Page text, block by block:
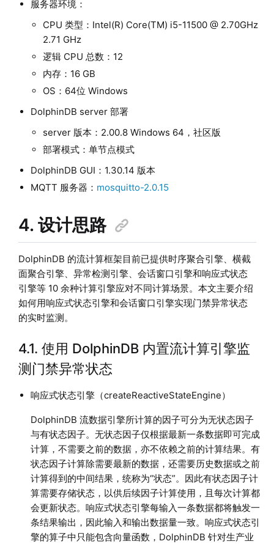
服务器环境：
CPU 类型：Intel(R) Core(TM) i5-11500 @ 2.70GHz
2.71 GHz
逻辑 CPU 总数：12
内存：16 GB
OS：64位 Windows
DolphinDB server 部署
server 版本：2.00.8 Windows 64，社区版
部署模式：单节点模式
DolphinDB GUI：1.30.14 版本
MQTT 服务器： mosquitto-2.0.15
4. 设计思路
DolphinDB 的流计算框架目前已提供时序聚合引擎、横截
面聚合引擎、异常检测引擎、会话窗口引擎和响应式状态
引擎等 10 余种计算引擎应对不同计算场景。本文主要介绍
如何用响应式状态引擎和会话窗口引擎实现门禁异常状态
的实时监测。
4.1. 使用 DolphinDB 内置流计算引擎监
测门禁异常状态
响应式状态引擎（createReactiveStateEngine）
DolphinDB 流数据引擎所计算的因子可分为无状态因子
与有状态因子。无状态因子仅根据最新一条数据即可完成
计算，不需要之前的数据，亦不依赖之前的计算结果。有
状态因子计算除需要最新的数据，还需要历史数据或之前
计算得到的中间结果，统称为“状态”。因此有状态因子计
算需要存储状态，以供后续因子计算使用，且每次计算都
会更新状态。响应式状态引擎每输入一条数据都将触发一
条结果输出，因此输入和输出数据量一致。响应式状态引
擎的算子中只能包含向量函数，DolphinDB 针对生产业